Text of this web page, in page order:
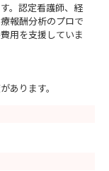
。認定看護師、経
報酬分析のプロで
用を支援していま
あります。